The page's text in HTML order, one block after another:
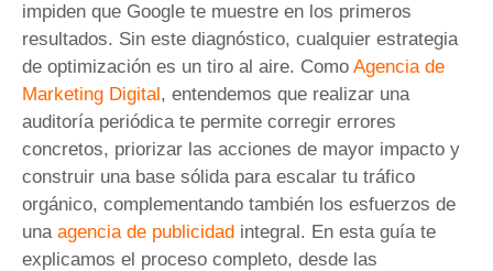
impiden que Google te muestre en los primeros
resultados. Sin este diagnóstico, cualquier estrategia
de optimización es un tiro al aire. Como Agencia de
Marketing Digital, entendemos que realizar una
auditoría periódica te permite corregir errores
concretos, priorizar las acciones de mayor impacto y
construir una base sólida para escalar tu tráfico
orgánico, complementando también los esfuerzos de
una agencia de publicidad integral. En esta guía te
explicamos el proceso completo, desde las